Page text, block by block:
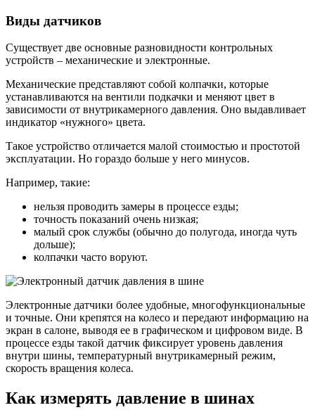
Виды датчиков
Существует две основные разновидности контрольных
устройств – механические и электронные.
Механические представляют собой колпачки, которые
устанавливаются на вентили подкачки и меняют цвет в
зависимости от внутрикамерного давления. Оно выдавливает
индикатор «нужного» цвета.
Такое устройство отличается малой стоимостью и простотой
эксплуатации. Но гораздо больше у него минусов.
Например, такие:
нельзя проводить замеры в процессе езды;
точность показаний очень низкая;
малый срок службы (обычно до полугода, иногда чуть
дольше);
колпачки часто воруют.
Электронные датчики более удобные, многофункциональные
и точные. Они крепятся на колесо и передают информацию на
экран в салоне, выводя ее в графическом и цифровом виде. В
процессе езды такой датчик фиксирует уровень давления
внутри шины, температурный внутрикамерный режим,
скорость вращения колеса.
Как измерять давление в шинах